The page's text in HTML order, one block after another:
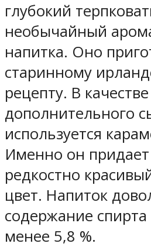
глубокий
необычайный
напитка. Оно
старинному
рецепту. В качестве
дополнительного
используется
Именно он
редкостно
цвет. Напиток
содержание
менее 5,8 %.